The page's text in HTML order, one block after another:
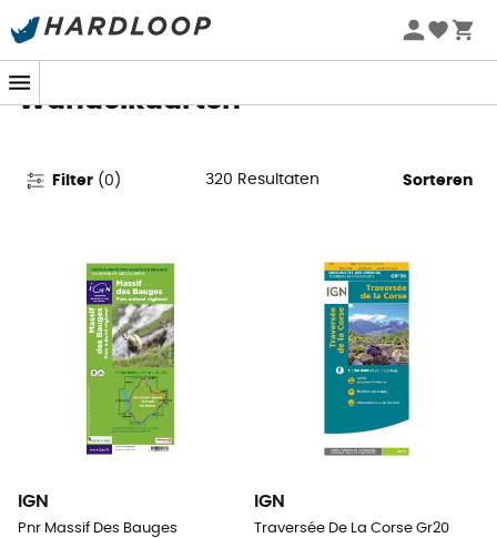
Zomeraanbiedingen 🔥 -5% EXTRA vanaf 2 producten* met
Wandelkaarten
Filter (0 ) 320 Resultaten Sorteren
IGN
Pnr Massif Des Bauges
IGN
Traversée De La Corse Gr20